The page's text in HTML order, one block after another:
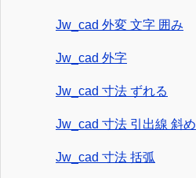
Jw_cad 外変 文字 囲み
Jw_cad 外字
Jw_cad 寸法 ずれる
Jw_cad 寸法 引出線 斜め
Jw_cad 寸法 括弧